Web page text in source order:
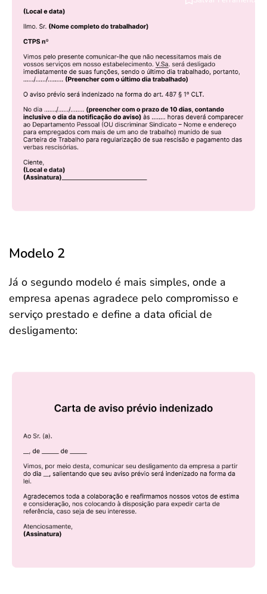
Modelo 2
Já o segundo modelo é mais simples, onde a
empresa apenas agradece pelo compromisso e
serviço prestado e define a data oficial de
desligamento: